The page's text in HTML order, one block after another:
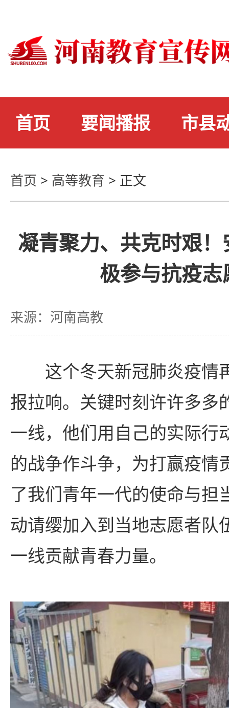
首页 要闻播报 市县
首页 > 高等教育 > 正文
凝青聚力、共克时艰
极参与抗疫
来源：河南高教
这个冬天新冠肺炎疫情
报拉响。关键时刻许许多多
一线，他们用自己的实际行
的战争作斗争，为打赢疫情
了我们青年一代的使命与担
动请缨加入到当地志愿者队
一线贡献青春力量。